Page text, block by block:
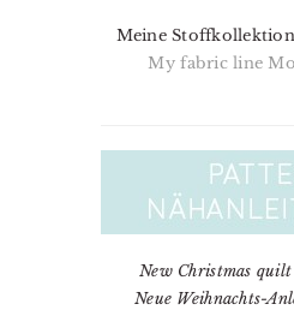
Meine
My fabric line
New Christmas
Neue Weihnachts-